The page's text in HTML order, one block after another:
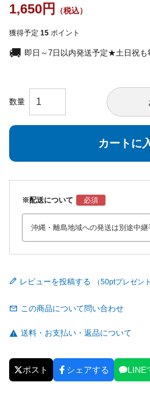
1,650
獲得予定 15 ポイント
即日～7日以内発送予定★土日祝も
カートに
※配送について
レビューを投稿する
この商品について問い合わせ
送料・お支払い・返品について
ポスト シェアする LINE